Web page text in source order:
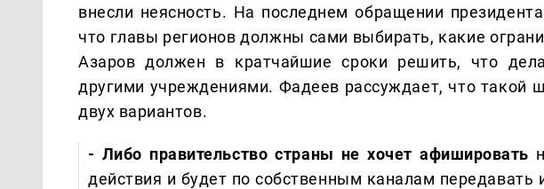
внесли неясность. На последнем обращении
что главы регионов должны сами выбирать, какие
Азаров должен в кратчайшие сроки решить, что
другими учреждениями. Фадеев рассуждает, что такой
двух вариантов.
- Либо правительство страны не хочет афишировать
действия и будет по собственным каналам